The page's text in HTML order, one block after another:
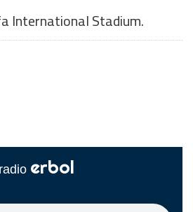
International Stadium.
erbol